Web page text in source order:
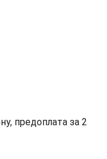
предоплата за 2